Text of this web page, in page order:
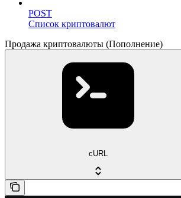
POST
Список криптовалют
Продажа криптовалюты (Пополнение)
cURL